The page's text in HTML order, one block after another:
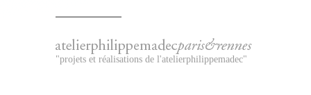
"projets et réalisations de l'atelierphilippemadec"